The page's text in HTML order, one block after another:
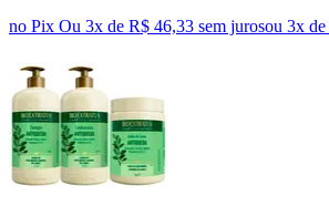
no Pix Ou 3x de R$ 46,33 sem jurosou 3x de